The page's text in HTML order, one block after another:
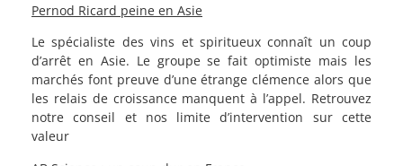
Pernod Ricard peine en Asie
Le spécialiste des vins et spiritueux connaît un coup
d’arrêt en Asie. Le groupe se fait optimiste mais les
marchés font preuve d’une étrange clémence alors que
les relais de croissance manquent à l’appel. Retrouvez
notre conseil et nos limite d’intervention sur cette
valeur